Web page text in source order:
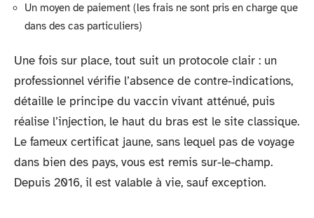
Un moyen de paiement (les frais ne sont pris en charge que
dans des cas particuliers)
Une fois sur place, tout suit un protocole clair : un
professionnel vérifie l’absence de contre-indications,
détaille le principe du vaccin vivant atténué, puis
réalise l’injection, le haut du bras est le site classique.
Le fameux certificat jaune, sans lequel pas de voyage
dans bien des pays, vous est remis sur-le-champ.
Depuis 2016, il est valable à vie, sauf exception.